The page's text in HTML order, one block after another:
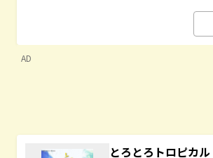
AD
とろとろトロピカ